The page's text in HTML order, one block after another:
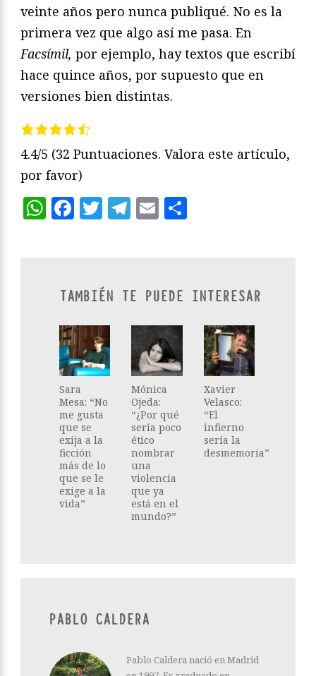
veinte años pero nunca publiqué. No es la
primera vez que algo así me pasa. En
Facsímil, por ejemplo, hay textos que escribí
hace quince años, por supuesto que en
versiones bien distintas.
4.4/5 (32 Puntuaciones. Valora este artículo,
por favor)
WhatsApp
Facebook
Twitter
Telegram
Email
TAMBIÉN TE PUEDE INTERESAR
Sara
Mesa: “No
me gusta
que se
exija a la
ficción
más de lo
que se le
exige a la
vida”
Mónica
Ojeda:
“¿Por qué
sería poco
ético
nombrar
una
violencia
que ya
está en el
mundo?”
Xavier
Velasco:
“El
infierno
sería la
desmemoria”
PABLO CALDERA
Pablo Caldera nació en Madrid